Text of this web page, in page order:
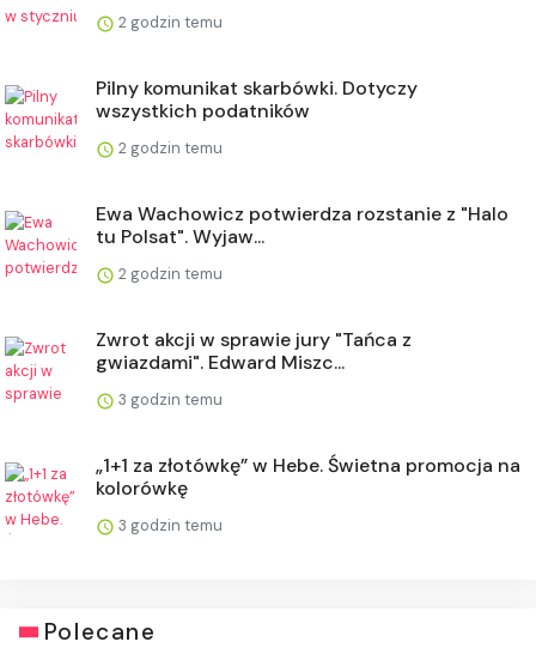
2 godzin temu
Pilny komunikat skarbówki. Dotyczy
wszystkich podatników
2 godzin temu
Ewa Wachowicz potwierdza rozstanie z "Halo
tu Polsat". Wyjaw...
2 godzin temu
Zwrot akcji w sprawie jury "Tańca z
gwiazdami". Edward Miszc...
3 godzin temu
„1+1 za złotówkę” w Hebe. Świetna promocja na
kolorówkę
3 godzin temu
Polecane